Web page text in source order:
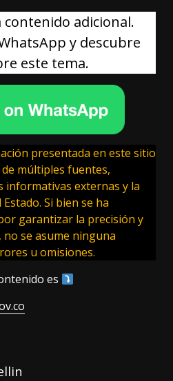
contenido adicional.
y descubre
este tema.
presentada en este sitio
múltiples fuentes,
informativas externas y la
Si bien se ha
garantizar la precisión y
no se asume ninguna
u omisiones.
es